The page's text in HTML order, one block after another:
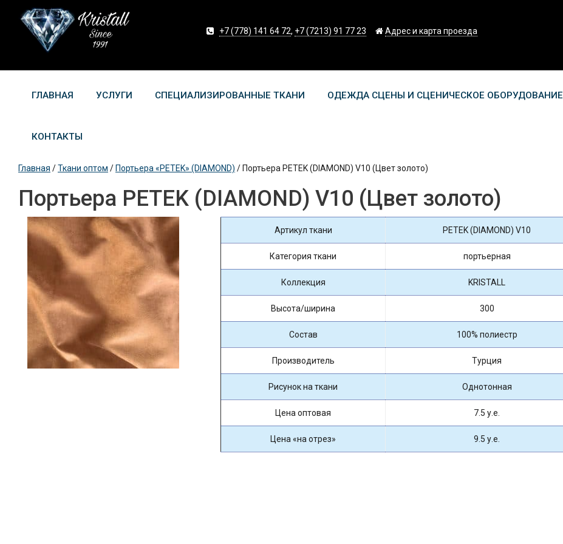
+7 (778) 141 64 72, +7 (7213) 91 77 23 Адрес и карта проезда
ГЛАВНАЯ УСЛУГИ СПЕЦИАЛИЗИРОВАННЫЕ ТКАНИ ОДЕЖДА СЦЕНЫ И СЦЕНИЧЕСКОЕ ОБОРУДОВАНИЕ
КОНТАКТЫ
Главная /Ткани оптом /Портьера «PETEK» (DIAMOND) /Портьера PETEK (DIAMOND) V10 (Цвет золото)
Портьера PETEK (DIAMOND) V10 (Цвет золото)
Артикул ткани PETEK (DIAMOND) V10
Категория ткани портьерная
Коллекция KRISTALL
Высота/ширина 300
Состав 100% полиестр
Производитель Турция
Рисунок на ткани Однотонная
Цена оптовая 7.5 у.е.
Цена «на отрез» 9.5 у.е.